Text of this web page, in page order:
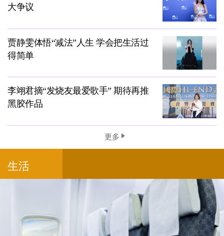
大争议
贾静雯体悟“减法”人生 学会把生活过
得简单
李翊君摘“发烧友最爱歌手” 期待再推
黑胶作品
更多
生活